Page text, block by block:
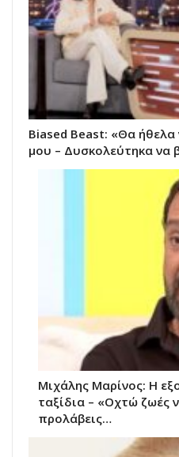
Biased Beast: «Θα ήθελα
μου – Δυσκολεύτηκα να
Μιχάλης Μαρίνος: Η
ταξίδια – «Οχτώ ζωές
προλάβεις…